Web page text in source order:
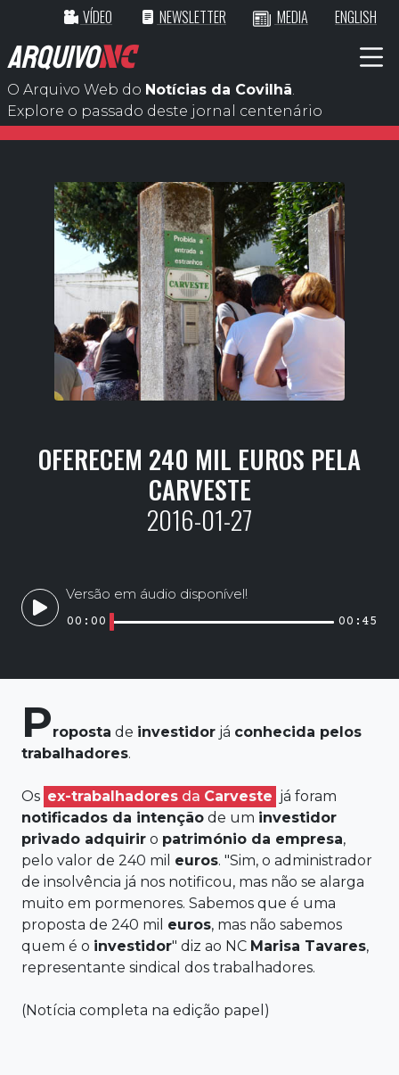
VÍDEO NEWSLETTER MEDIA ENGLISH
ARQUIVONC
O Arquivo Web do Notícias da Covilhã.
Explore o passado deste jornal centenário
OFERECEM 240 MIL EUROS PELA
CARVESTE
2016-01-27
Versão em áudio disponível!
00:00 00:45
Proposta de investidor já conhecida pelos
trabalhadores.
Os ex-trabalhadores da Carveste já foram
notificados da intenção de um investidor
privado adquirir o património da empresa,
pelo valor de 240 mil euros. "Sim, o administrador
de insolvência já nos notificou, mas não se alarga
muito em pormenores. Sabemos que é uma
proposta de 240 mil euros, mas não sabemos
quem é o investidor" diz ao NC Marisa Tavares,
representante sindical dos trabalhadores.
(Notícia completa na edição papel)